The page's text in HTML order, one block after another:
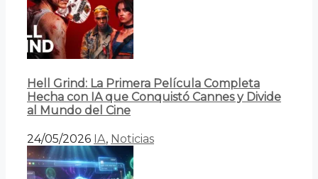
Hell Grind: La Primera Película Completa
Hecha con IA que Conquistó Cannes y Divide
al Mundo del Cine
24/05/2026 IA, Noticias